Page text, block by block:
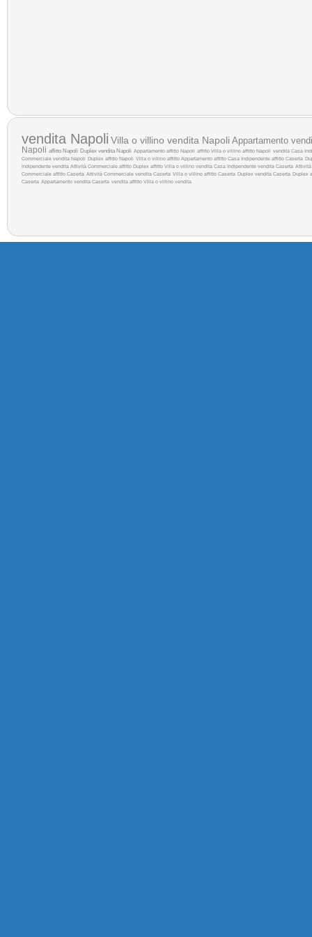
vendita Napoli Villa o villino vendita Napoli Appartamento
Napoli affitto Napoli Duplex vendita Napoli Appartamento affitto Napoli affitto Villa o villino affitto Napoli vendita Casa
Commerciale vendita Napoli
Duplex affitto Napoli Villa o villino affitto Appartamento affitto Casa Indipendente affitto Caserta
Indipendente vendita Attività Commerciale affitto Duplex affitto Villa o villino vendita Casa Indipendente vendita Caserta Attività
Commerciale affitto Caserta Attività Commerciale vendita Caserta Villa o villino affitto Caserta Duplex vendita Caserta Duplex
Caserta Appartamento vendita Caserta vendita affitto Villa o villino vendita